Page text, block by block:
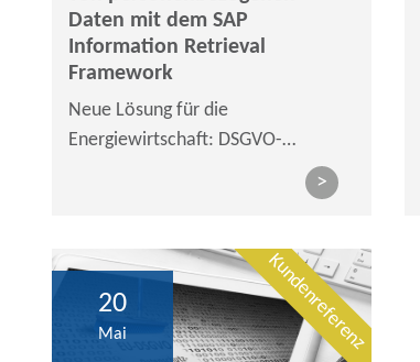
Daten mit dem SAP
Information Retrieval
Framework
Neue Lösung für die
Energiewirtschaft: DSGVO-
personenbezogenen Daten mit SAP
>
Kundenreferenz
20
Mai